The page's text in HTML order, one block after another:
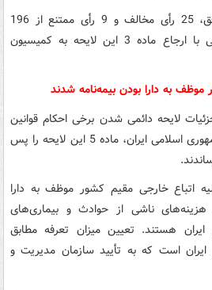
وکلای ملت با 102 رأی موافق، 25 رأی مخالف و 9 رأی ممتنع از 196
نماینده حاضر در صحن علنی با ارجاع ماده 3 این لایحه به کمیسیون
به دارا بودن بیمه‌نامه شدند
لایحه دائمی شدن برخی احکام قوانین
برنامه‌های پنج‌ساله توسعه جمهوری اسلامی ایران، ماده 5 این لایحه را پس
اتباع خارجی مقیم کشور موظف به دارا
ناشی از حوادث و بیماری‌های
هستند. تعیین میزان تعرفه مطابق
است که به تأیید سازمان مدیریت و